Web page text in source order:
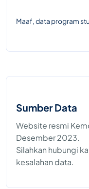
Maaf, data program
Sumber Data
Website resmi
Desember 2023.
Silahkan hubungi
kesalahan data.